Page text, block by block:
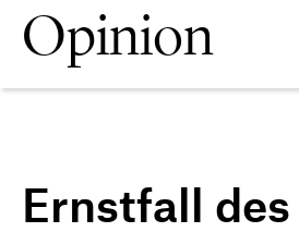
Opinion
Ernstfall des